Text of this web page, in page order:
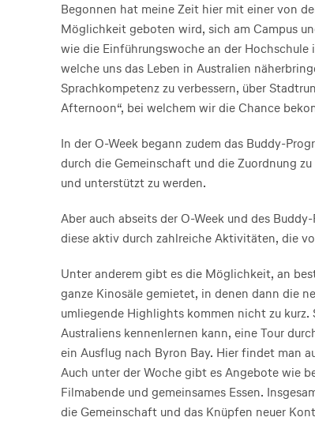
Begonnen hat meine Zeit hier mit einer von
Möglichkeit geboten wird, sich am Campus
wie die Einführungswoche an der
welche uns das Leben in Australien
Sprachkompetenz zu verbessern, über
Afternoon“, bei welchem wir die Chance
In der O-Week begann zudem das Buddy-
durch die Gemeinschaft und die Zuordnung
und unterstützt zu werden.
Aber auch abseits der O-Week und des
diese aktiv durch zahlreiche Aktivitäten, die
Unter anderem gibt es die Möglichkeit, an
ganze Kinosäle gemietet, in denen dann die
umliegende Highlights kommen nicht zu
Australiens kennenlernen kann, eine Tour
ein Ausflug nach Byron Bay. Hier findet man
Auch unter der Woche gibt es Angebote wie
Filmabende und gemeinsames Essen.
die Gemeinschaft und das Knüpfen neuer